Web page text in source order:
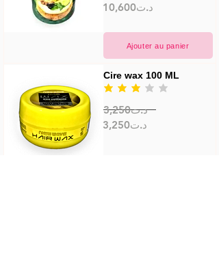
10,600د.ت
Ajouter au panier
Cire wax 100 ML
la note moyenne est 3 sur 5
3,250د.ت
3,250د.ت